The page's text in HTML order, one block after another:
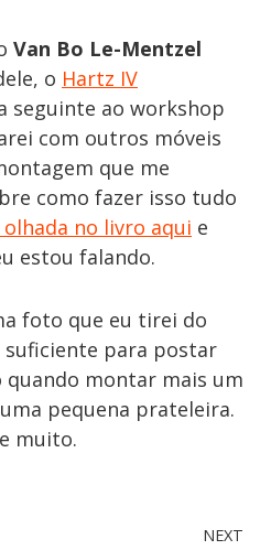
Van Bo Le-Mentzel
o Hartz IV
seguinte ao workshop
com outros móveis
que me
como fazer isso tudo
olhada no livro aqui e
estou falando.
foto que eu tirei do
suficiente para postar
quando montar mais um
pequena prateleira.
muito.
NEXT